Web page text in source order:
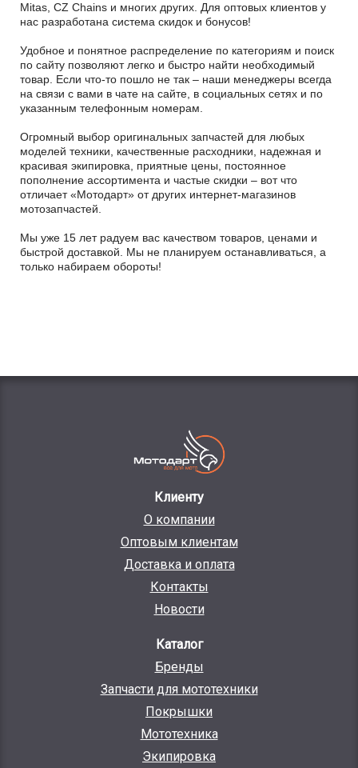
Mitas, CZ Chains и многих других. Для оптовых клиентов у
нас разработана система скидок и бонусов!
Удобное и понятное распределение по категориям и поиск
по сайту позволяют легко и быстро найти необходимый
товар. Если что-то пошло не так – наши менеджеры всегда
на связи с вами в чате на сайте, в социальных сетях и по
указанным телефонным номерам.
Огромный выбор оригинальных запчастей для любых
моделей техники, качественные расходники, надежная и
красивая экипировка, приятные цены, постоянное
пополнение ассортимента и частые скидки – вот что
отличает «Мотодарт» от других интернет-магазинов
мотозапчастей.
Мы уже 15 лет радуем вас качеством товаров, ценами и
быстрой доставкой. Мы не планируем останавливаться, а
только набираем обороты!
Клиенту
О компании
Оптовым клиентам
Доставка и оплата
Контакты
Новости
Каталог
Бренды
Запчасти для мототехники
Покрышки
Мототехника
Экипировка